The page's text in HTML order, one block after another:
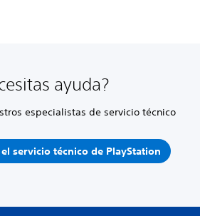
ayuda?
especialistas de servicio técnico
servicio técnico de PlayStation